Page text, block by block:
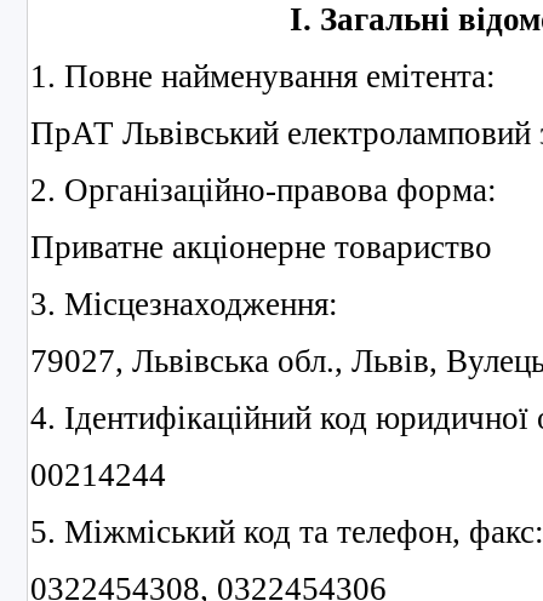
І. Загальні
1. Повне найменування емітента:
ПрАТ Львівський
2. Організаційно-правова форма:
Приватне акціонерне товариство
3. Місцезнаходження:
79027, Львівська обл., Львів,
4. Ідентифікаційний код юридичної
00214244
5. Міжміський код та телефон, факс:
0322454308, 0322454306